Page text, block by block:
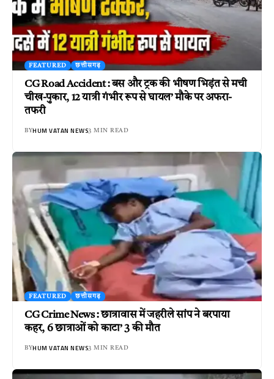
FEATURED छत्तीसगढ़
CG Road Accident : बस और ट्रक की भीषण भिड़ंत से मची
चीख-पुकार, 12 यात्री गंभीर रूप से घायल’ मौके पर अफरा-
तफरी
BYHUM VATAN NEWS3 MIN READ
FEATURED छत्तीसगढ़
CG Crime News : छात्रावास में जहरीले सांप ने बरपाया
कहर, 6 छात्राओं को काटा’ 3 की मौत
BYHUM VATAN NEWS3 MIN READ